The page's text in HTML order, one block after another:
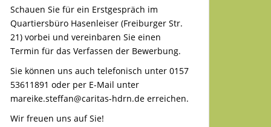
Schauen Sie für ein Erstgespräch im
Quartiersbüro Hasenleiser (Freiburger Str.
21) vorbei und vereinbaren Sie einen
Termin für das Verfassen der Bewerbung.
Sie können uns auch telefonisch unter 0157
53611891 oder per E-Mail unter
mareike.steffan@caritas-hdrn.de erreichen.
Wir freuen uns auf Sie!